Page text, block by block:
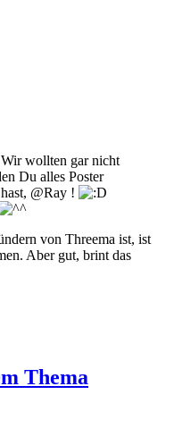
wollten gar nicht
Du alles Poster
@Ray !
von Threema ist, ist
Aber gut, brint das
Thema